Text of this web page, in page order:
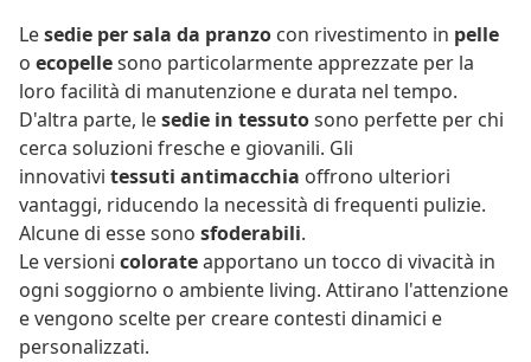
Lesedie per sala da pranzo con rivestimento in pelle
o ecopellesono particolarmente apprezzate per la
loro facilità di manutenzione e durata nel tempo.
D'altra parte, lesedie in tessutosono perfette per chi
cerca soluzioni fresche e giovanili. Gli
innovativi tessuti antimacchia offrono ulteriori
vantaggi, riducendo la necessità di frequenti pulizie.
Alcune di esse sono sfoderabili.
Le versioni colorateapportano un tocco di vivacità in
ogni soggiorno o ambiente living. Attirano l'attenzione
e vengono scelte per creare contesti dinamici e
personalizzati.